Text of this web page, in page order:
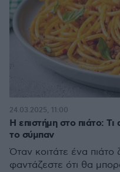
Η επιστήμη στο πιάτο:
το σύμπαν
Όταν κοιτάτε ένα
φαντάζεστε ότι θα
24.03.2025, 11:00